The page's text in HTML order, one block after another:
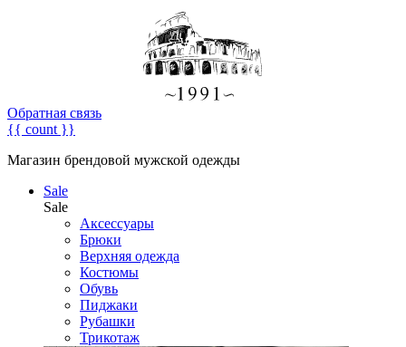
Обратная связь
{{ count }}
Магазин брендовой мужской одежды
Sale
Sale
Аксессуары
Брюки
Верхняя одежда
Костюмы
Обувь
Пиджаки
Рубашки
Трикотаж